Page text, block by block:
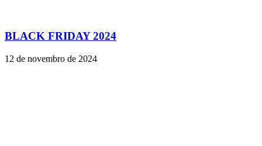
BLACK FRIDAY 2024
12 de novembro de 2024